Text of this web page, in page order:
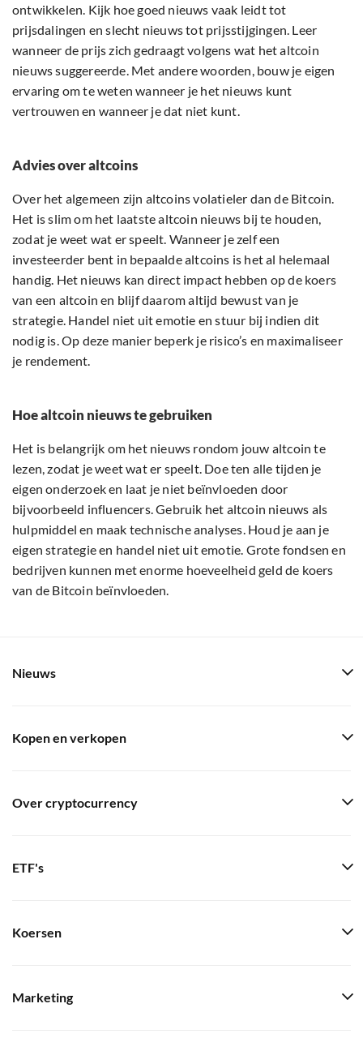
ontwikkelen. Kijk hoe goed nieuws vaak leidt tot
prijsdalingen en slecht nieuws tot prijsstijgingen. Leer
wanneer de prijs zich gedraagt volgens wat het altcoin
nieuws suggereerde. Met andere woorden, bouw je eigen
ervaring om te weten wanneer je het nieuws kunt
vertrouwen en wanneer je dat niet kunt.
Advies over altcoins
Over het algemeen zijn altcoins volatieler dan de Bitcoin.
Het is slim om het laatste altcoin nieuws bij te houden,
zodat je weet wat er speelt. Wanneer je zelf een
investeerder bent in bepaalde altcoins is het al helemaal
handig. Het nieuws kan direct impact hebben op de koers
van een altcoin en blijf daarom altijd bewust van je
strategie. Handel niet uit emotie en stuur bij indien dit
nodig is. Op deze manier beperk je risico’s en maximaliseer
je rendement.
Hoe altcoin nieuws te gebruiken
Het is belangrijk om het nieuws rondom jouw altcoin te
lezen, zodat je weet wat er speelt. Doe ten alle tijden je
eigen onderzoek en laat je niet beïnvloeden door
bijvoorbeeld influencers. Gebruik het altcoin nieuws als
hulpmiddel en maak technische analyses. Houd je aan je
eigen strategie en handel niet uit emotie. Grote fondsen en
bedrijven kunnen met enorme hoeveelheid geld de koers
van de Bitcoin beïnvloeden.
Nieuws
Kopen en verkopen
Over cryptocurrency
ETF's
Koersen
Marketing